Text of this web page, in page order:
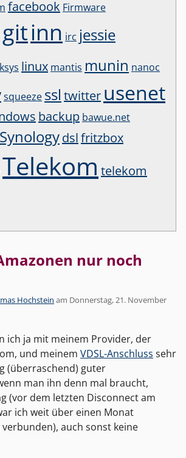
facebook Firmware
gitinn irc jessie
linux mantis munin nanoc
squeeze ssl twitter usenet
backup bawue.net
Synologydslfritzbox
Telekom telekom
nur noch
Hochstein am Donnerstag, 21. November
ich ja mit meinem Provider, der
und meinem VDSL-Anschluss sehr
(überraschend) guter
man ihn denn mal braucht,
(vor dem letzten Disconnect am
ich weit über einen Monat
auch sonst keine